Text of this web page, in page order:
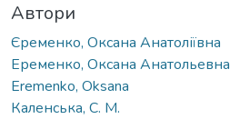
Автори
Єременко, Оксана Анатоліївна
Еременко, Оксана Анатольевна
Eremenko, Oksana
Каленська, С. М.